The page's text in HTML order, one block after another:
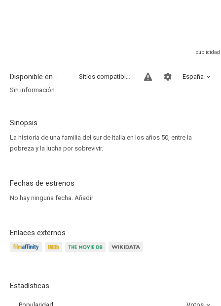
Disponible en... España
Sitios compatibles
Sin información
Sinopsis
La historia de una familia del sur de Italia en los años 50, entre la
pobreza y la lucha por sobrevivir.
Fechas de estrenos
No hay ninguna fecha. Añadir
Enlaces externos
Estadísticas